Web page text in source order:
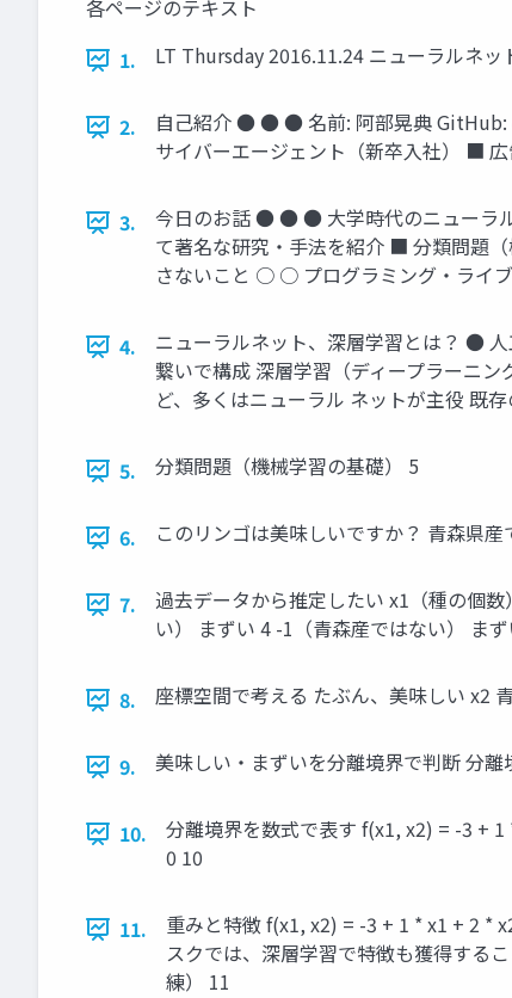
各ページのテキスト
1.
LT Thursday 2016.11.24 ニューラルネ
2.
自己紹介 ● ● ● 名前: 阿部晃典 GitHub:
サイバーエージェント（新卒入社） ■
3.
今日のお話 ● ● ● 大学時代のニューラ
て著名な研究・手法を紹介 ■ 分類問題
さないこと ○ ○ プログラミング・ライ
4.
ニューラルネット、深層学習とは？ ●
繋いで構成 深層学習（ディープラーニ
ど、多くはニューラル ネットが主役 既
5. 分類問題（機械学習の基礎） 5
6. このリンゴは美味しいですか？ 青森県
7.
過去データから推定したい x1（種の個
い） まずい 4 -1（青森産ではない） ま
8. 座標空間で考える たぶん、美味しい x2
9. 美味しい・まずいを分離境界で判断 分
10.
分離境界を数式で表す f(x1, x2) = -3 +
0 10
11.
重みと特徴 f(x1, x2) = -3 + 1 * x1 + 2
スクでは、深層学習で特徴も獲得する
練） 11